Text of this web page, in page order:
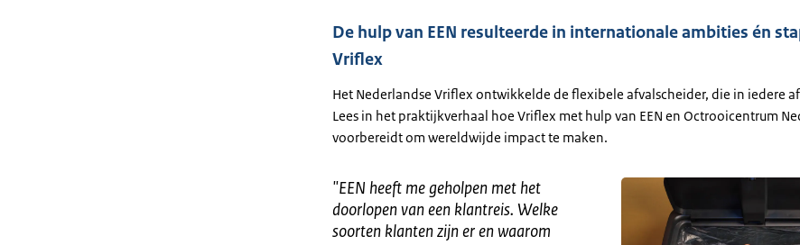
De hulp van EEN resulteerde in internationale ambities én
Vriflex
Het Nederlandse Vriflex ontwikkelde de flexibele afvalscheider, die in iedere
Lees in het praktijkverhaal hoe Vriflex met hulp van EEN en Octrooicentrum
voorbereidt om wereldwijde impact te maken.
"EEN heeft me geholpen met het
doorlopen van een klantreis. Welke
soorten klanten zijn er en waarom